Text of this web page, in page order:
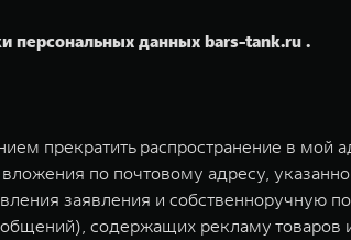
персональных данных bars-tank.ru .
прекратить распространение в
по почтовому адресу,
заявления и собственноручную
содержащих рекламу товаров